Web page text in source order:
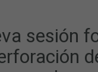
sesión